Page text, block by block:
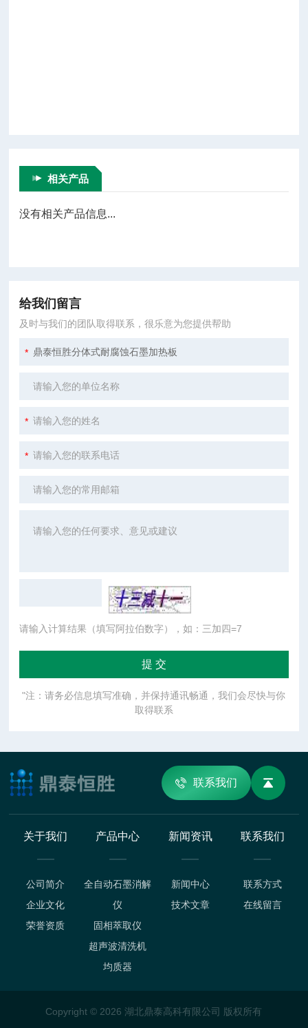
相关产品
没有相关产品信息...
给我们留言
及时与我们的团队取得联系，很乐意为您提供帮助
请输入计算结果（填写阿拉伯数字），如：三加四=7
"注：请务必信息填写准确，并保持通讯畅通，我们会尽快与你
取得联系
联系我们
关于我们
公司简介
企业文化
荣誉资质
产品中心
全自动石墨消解
仪
固相萃取仪
超声波清洗机
均质器
新闻资讯
新闻中心
技术文章
联系我们
联系方式
在线留言
Copyright © 2026 湖北鼎泰高科有限公司 版权所有